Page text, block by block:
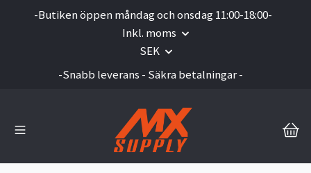
-Butiken öppen måndag och onsdag 11:00-18:00-
Inkl. moms
SEK
-Snabb leverans - Säkra betalningar -